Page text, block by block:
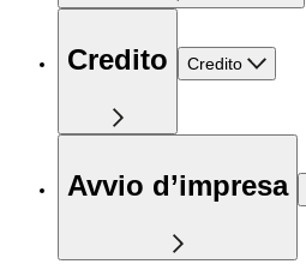
Credito Credito
Avvio d’impresa